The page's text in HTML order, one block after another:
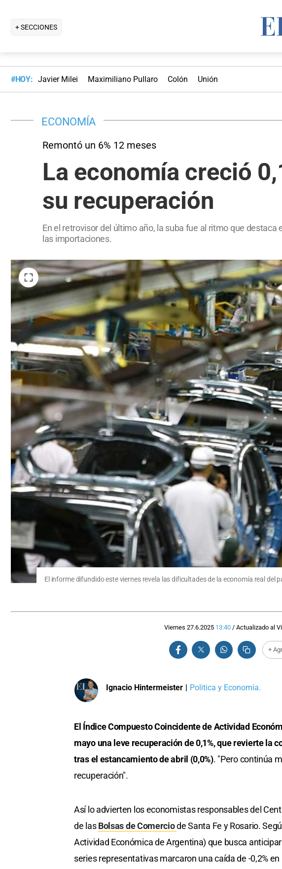
+ SECCIONES
#HOY: Javier Milei Maximiliano Pullaro Colón Unión
ECONOMÍA
Remontó un 6% 12 meses
La economía creció
su recuperación
En el retrovisor del último año, la suba fue al ritmo que
las importaciones.
El informe difundido este viernes revela las dificultades de la economía real del
Viernes 27.6.2025 13:40/ Actualizado al
+
Ignacio Hintermeister | Politica y Economía.
El Índice Compuesto Coincidente de Actividad
mayo una leve recuperación de 0,1%, que revierte la
tras el estancamiento de abril (0,0%). "Pero continúa
recuperación".
Así lo advierten los economistas responsables del
de lasBolsas de Comerciode Santa Fe y Rosario.
Actividad Económica de Argentina) que busca
series representativas marcaron una caída de -0,2%